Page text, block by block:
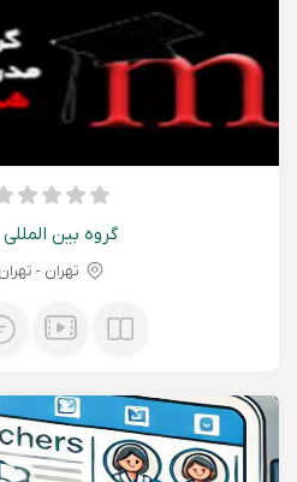
گروه بین
تهران -